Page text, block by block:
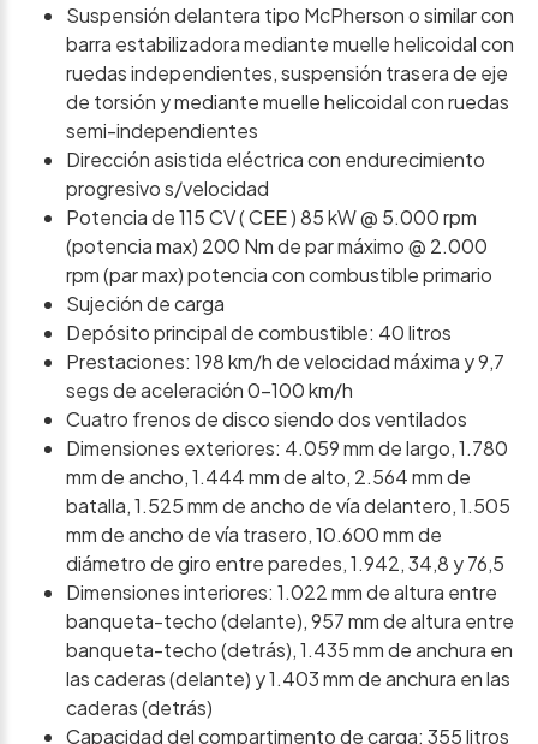
Suspensión delantera tipo McPherson o similar con
barra estabilizadora mediante muelle helicoidal con
ruedas independientes, suspensión trasera de eje
de torsión y mediante muelle helicoidal con ruedas
semi-independientes
Dirección asistida eléctrica con endurecimiento
progresivo s/velocidad
Potencia de 115 CV ( CEE ) 85 kW @ 5.000 rpm
(potencia max) 200 Nm de par máximo @ 2.000
rpm (par max) potencia con combustible primario
Sujeción de carga
Depósito principal de combustible: 40 litros
Prestaciones: 198 km/h de velocidad máxima y 9,7
segs de aceleración 0-100 km/h
Cuatro frenos de disco siendo dos ventilados
Dimensiones exteriores: 4.059 mm de largo, 1.780
mm de ancho, 1.444 mm de alto, 2.564 mm de
batalla, 1.525 mm de ancho de vía delantero, 1.505
mm de ancho de vía trasero, 10.600 mm de
diámetro de giro entre paredes, 1.942, 34,8 y 76,5
Dimensiones interiores: 1.022 mm de altura entre
banqueta-techo (delante), 957 mm de altura entre
banqueta-techo (detrás), 1.435 mm de anchura en
las caderas (delante) y 1.403 mm de anchura en las
caderas (detrás)
Capacidad del compartimento de carga: 355 litros